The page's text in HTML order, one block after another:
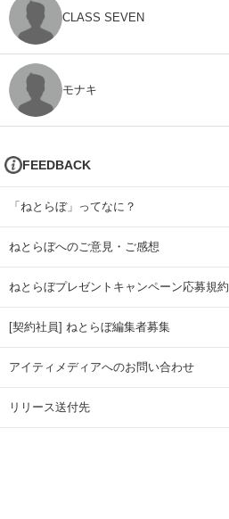
CLASS SEVEN
モナキ
FEEDBACK
「ねとらぼ」ってなに？
ねとらぼへのご意見・ご感想
ねとらぼプレゼントキャンペーン応募規約
[契約社員] ねとらぼ編集者募集
アイティメディアへのお問い合わせ
リリース送付先